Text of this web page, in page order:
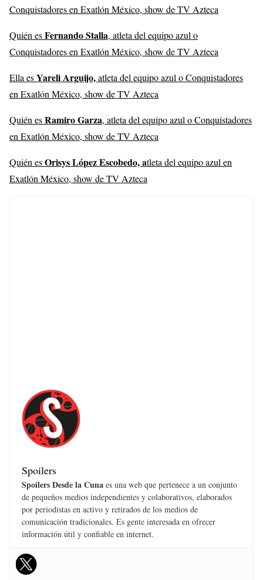
Conquistadores en Exatlón México, show de TV Azteca
Quién esFernando Stalla, atleta del equipo azul o
Conquistadores en Exatlón México, show de TV Azteca
Ella esYareli Arguijo,atleta del equipo azul o Conquistadores
en Exatlón México, show de TV Azteca
Quién esRamiro Garza, atleta del equipo azul o Conquistadores
en Exatlón México, show de TV Azteca
Quién esOrisys López Escobedo, atleta del equipo azul en
Exatlón México, show de TV Azteca
Spoilers
Spoilers Desde la Cuna es una web que pertenece a un conjunto
de pequeños medios independientes y colaborativos, elaborados
por periodistas en activo y retirados de los medios de
comunicación tradicionales. Es gente interesada en ofrecer
información útil y confiable en internet.